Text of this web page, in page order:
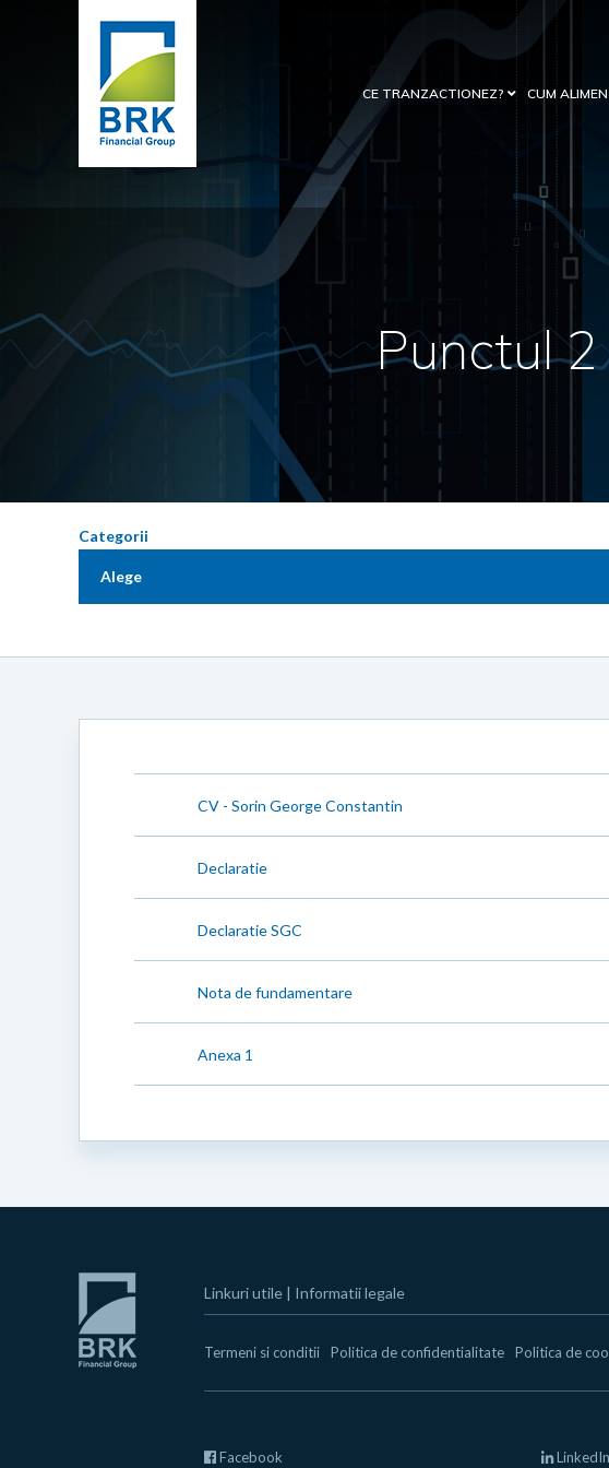
CE TRANZACTIONEZ? CUM
Punctul
Categorii
Alege
CV - Sorin George Constantin
Declaratie
Declaratie SGC
Nota de fundamentare
Anexa 1
Linkuri utile | Informatii legale
Termeni si conditii Politica de confidentialitate Politica de
Facebook LinkedIn